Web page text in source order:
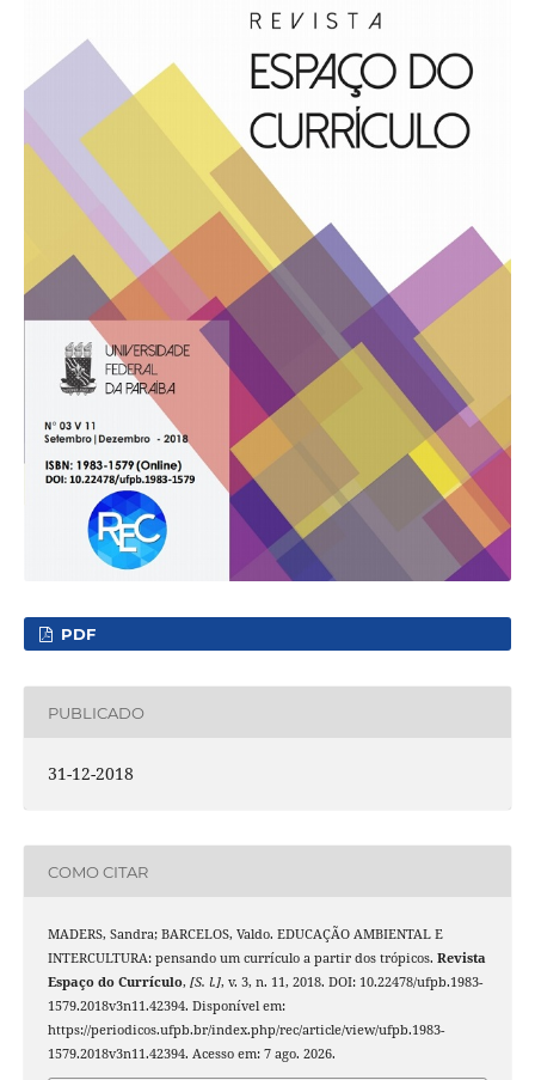
PDF
PUBLICADO
31-12-2018
COMO CITAR
MADERS, Sandra; BARCELOS, Valdo. EDUCAÇÃO AMBIENTAL E
INTERCULTURA: pensando um currículo a partir dos trópicos. Revista
Espaço do Currículo, [S. l.], v. 3, n. 11, 2018. DOI: 10.22478/ufpb.1983-
1579.2018v3n11.42394. Disponível em:
https://periodicos.ufpb.br/index.php/rec/article/view/ufpb.1983-
1579.2018v3n11.42394. Acesso em: 7 ago. 2026.